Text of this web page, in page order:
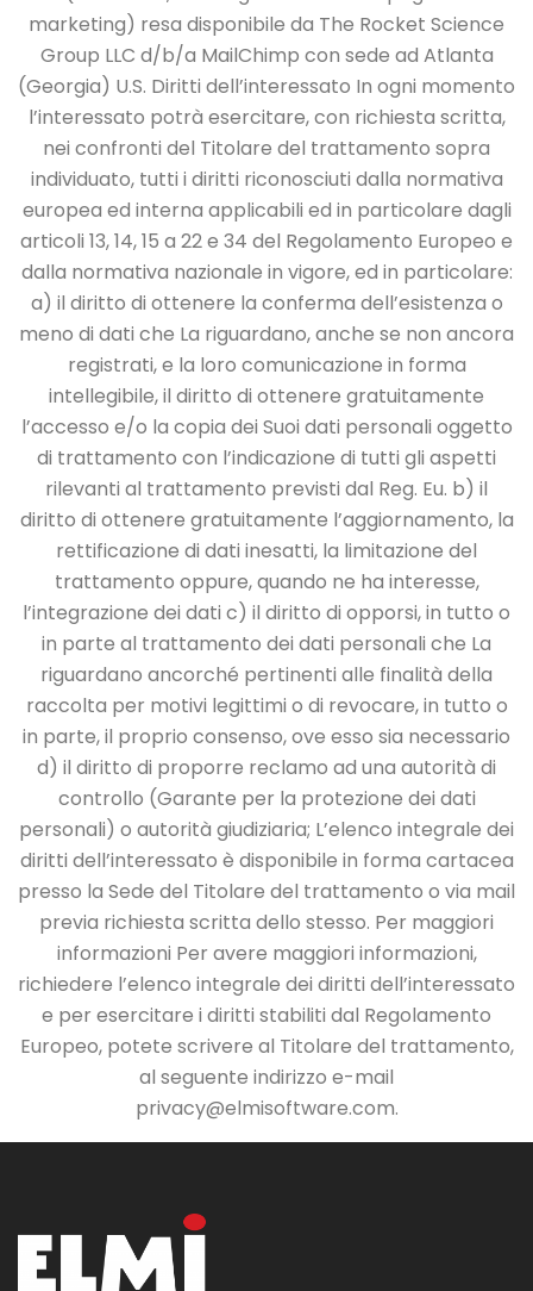
marketing) resa disponibile da The Rocket Science
Group LLC d/b/a MailChimp con sede ad Atlanta
(Georgia) U.S. Diritti dell’interessato In ogni momento
l’interessato potrà esercitare, con richiesta scritta,
nei confronti del Titolare del trattamento sopra
individuato, tutti i diritti riconosciuti dalla normativa
europea ed interna applicabili ed in particolare dagli
articoli 13, 14, 15 a 22 e 34 del Regolamento Europeo e
dalla normativa nazionale in vigore, ed in particolare:
a) il diritto di ottenere la conferma dell’esistenza o
meno di dati che La riguardano, anche se non ancora
registrati, e la loro comunicazione in forma
intellegibile, il diritto di ottenere gratuitamente
l’accesso e/o la copia dei Suoi dati personali oggetto
di trattamento con l’indicazione di tutti gli aspetti
rilevanti al trattamento previsti dal Reg. Eu. b) il
diritto di ottenere gratuitamente l’aggiornamento, la
rettificazione di dati inesatti, la limitazione del
trattamento oppure, quando ne ha interesse,
l’integrazione dei dati c) il diritto di opporsi, in tutto o
in parte al trattamento dei dati personali che La
riguardano ancorché pertinenti alle finalità della
raccolta per motivi legittimi o di revocare, in tutto o
in parte, il proprio consenso, ove esso sia necessario
d) il diritto di proporre reclamo ad una autorità di
controllo (Garante per la protezione dei dati
personali) o autorità giudiziaria; L’elenco integrale dei
diritti dell’interessato è disponibile in forma cartacea
presso la Sede del Titolare del trattamento o via mail
previa richiesta scritta dello stesso. Per maggiori
informazioni Per avere maggiori informazioni,
richiedere l’elenco integrale dei diritti dell’interessato
e per esercitare i diritti stabiliti dal Regolamento
Europeo, potete scrivere al Titolare del trattamento,
al seguente indirizzo e-mail
privacy@elmisoftware.com.